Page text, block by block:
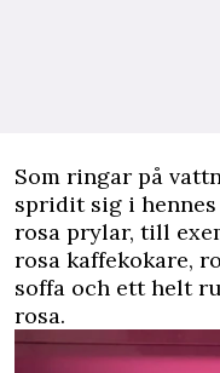
Som ringar på
spridit sig i
rosa prylar, till
rosa kaffekokare,
soffa och ett helt
rosa.